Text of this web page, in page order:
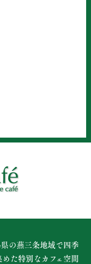
の燕三条地域で四季
た特別なカフェ空間